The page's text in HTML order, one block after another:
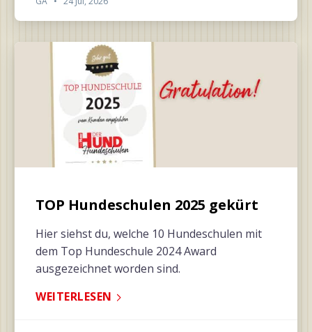
TOP Hundeschulen 2025 gekürt
Hier siehst du, welche 10 Hundeschulen mit
dem Top Hundeschule 2024 Award
ausgezeichnet worden sind.
WEITERLESEN